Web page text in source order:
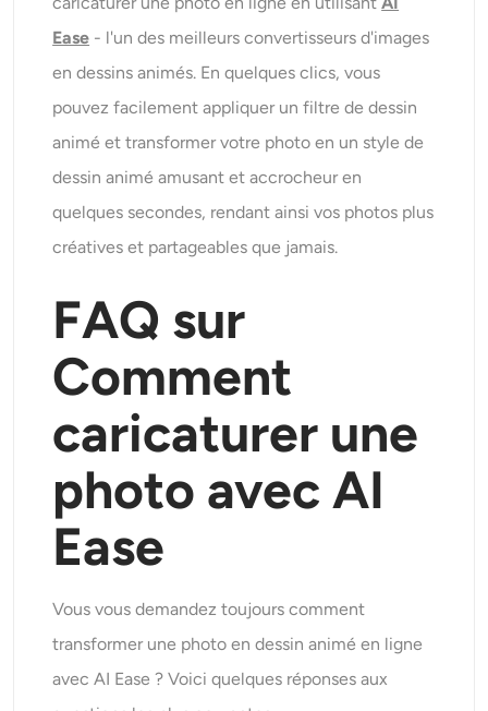
Ease - l'un des meilleurs convertisseurs d'images
en dessins animés. En quelques clics, vous
pouvez facilement appliquer un filtre de dessin
animé et transformer votre photo en un style de
dessin animé amusant et accrocheur en
quelques secondes, rendant ainsi vos photos plus
créatives et partageables que jamais.
FAQ sur
Comment
caricaturer une
photo avec AI
Ease
Vous vous demandez toujours comment
transformer une photo en dessin animé en ligne
avec AI Ease ? Voici quelques réponses aux